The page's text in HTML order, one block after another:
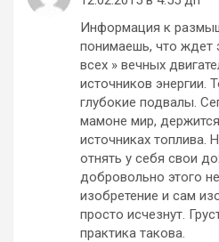
Информация к
понимаешь, что ждет
всех » вечных
источников энергии.
глубокие подвалы.
мамоне мир,
источниках топлива.
отнять у себя свои
добровольно этого
изобретение и сам
просто исчезнут.
практика такова.